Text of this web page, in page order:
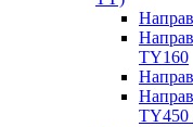
ТY160
ТY450